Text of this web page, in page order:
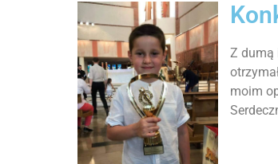
Z dumą
moim